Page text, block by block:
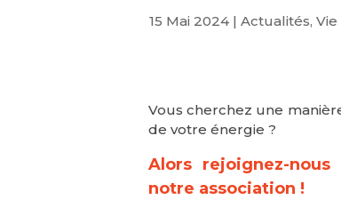
15 Mai 2024 | Actualités, Vie
Vous cherchez une
de votre énergie ?
Alors rejoignez-
notre association !